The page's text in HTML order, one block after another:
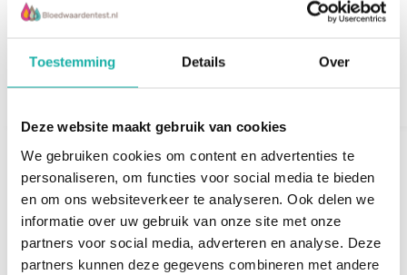
Toestemming Details Over
Deze website maakt gebruik van cookies
We gebruiken cookies om content en advertenties te
personaliseren, om functies voor social media te bieden
en om ons websiteverkeer te analyseren. Ook delen we
informatie over uw gebruik van onze site met onze
partners voor social media, adverteren en analyse. Deze
partners kunnen deze gegevens combineren met andere
€ 339,- € 239,-
designerdrugs. ISO-gece...
Bloedonderzoek nodig vanwege risico's op de
werkvloer, bijvoorbeeld omdat er met gevaarlijke
stoffen wordt gewerkt? Of gewoon als werkgever een
PMO aanbieden voor de medewerkers.